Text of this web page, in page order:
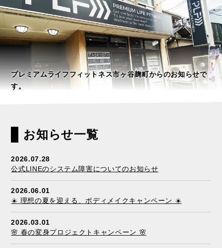
プレミアムライフフィットネス市ヶ谷麹町からのお知らせで
す。
お知らせ一覧
2026.07.28
公式LINEのシステム障害についてのお知らせ
2026.06.01
☀️ 理想の夏を迎える、ボディメイクキャンペーン ☀️
2026.03.01
🌸 春の変身プロジェクトキャンペーン 🌸